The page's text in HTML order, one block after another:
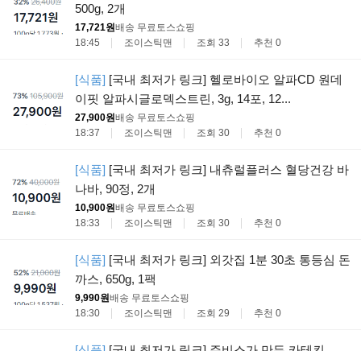
500g, 2개
17,721원배송 무료토스쇼핑
18:45
조이스틱맨 조회 33 추천 0
[식품] [국내 최저가 링크] 헬로바이오 알파CD 원데
이핏 알파시글로덱스트린, 3g, 14포, 12...
27,900원배송 무료토스쇼핑
18:37
조이스틱맨 조회 30 추천 0
[식품] [국내 최저가 링크] 내츄럴플러스 혈당건강 바
나바, 90정, 2개
10,900원배송 무료토스쇼핑
18:33
조이스틱맨 조회 30 추천 0
[식품] [국내 최저가 링크] 외갓집 1분 30초 통등심 돈
까스, 650g, 1팩
9,990원배송 무료토스쇼핑
18:30
조이스틱맨 조회 29 추천 0